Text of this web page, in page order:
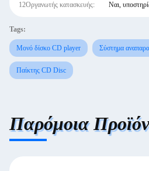
12Οργανωτής κατασκευής: Ναι,
Tags:
Μονό δίσκο CD player Σύστημα
Παίκτης CD Disc
Παρόμοια